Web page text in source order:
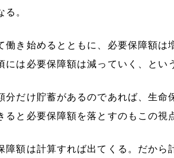
。
働き始めるとともに、必要保障額は
には必要保障額は減っていく、とい
分だけ貯蓄があるのであれば、生命
ると必要保障額を落とすのもこの視
障額は計算すれば出てくる。だから